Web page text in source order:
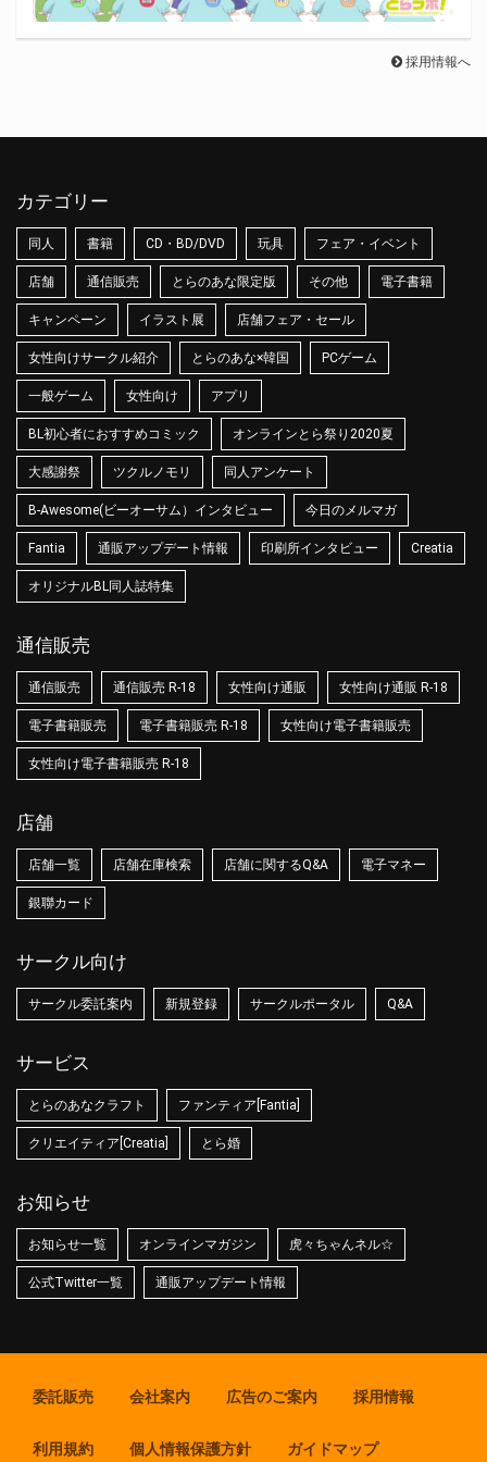
採用情報へ
カテゴリー
同人 書籍 CD・BD/DVD 玩具 フェア・イベント
店舗 通信販売 とらのあな限定版 その他 電子書籍
キャンペーン イラスト展 店舗フェア・セール
女性向けサークル紹介 とらのあな×韓国 PCゲーム
一般ゲーム 女性向け アプリ
BL初心者におすすめコミック オンラインとら祭り2020夏
大感謝祭 ツクルノモリ 同人アンケート
B-Awesome(ビーオーサム）インタビュー 今日のメルマガ
Fantia 通販アップデート情報 印刷所インタビュー Creatia
オリジナルBL同人誌特集
通信販売
通信販売 通信販売 R-18 女性向け通販 女性向け通販 R-18
電子書籍販売 電子書籍販売 R-18 女性向け電子書籍販売
女性向け電子書籍販売 R-18
店舗
店舗一覧 店舗在庫検索 店舗に関するQ&A 電子マネー
銀聯カード
サークル向け
サークル委託案内 新規登録 サークルポータル Q&A
サービス
とらのあなクラフト ファンティア[Fantia]
クリエイティア[Creatia] とら婚
お知らせ
お知らせ一覧 オンラインマガジン 虎々ちゃんネル☆
公式Twitter一覧 通販アップデート情報
委託販売 会社案内 広告のご案内 採用情報
利用規約 個人情報保護方針 ガイドマップ